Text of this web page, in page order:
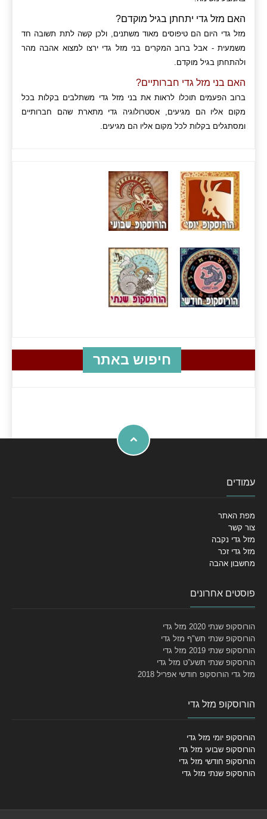
האם מזל גדי יתחתן בגיל מוקדם?
מזל גדי היום הם טיפוסים מאוד משתנים, ולכן קשה לתת תשובה חד
משמעית - אבל ברוב המקרים בני מזל גדי ירצו למצוא אהבה מהר
ולהתחתן בגיל מוקדם.
האם בני מזל גדי חברותיים?
ברוב הפעמים תוכלו לראות את בני מזל גדי משתלבים בקלות בכל
מקום אליו הם מגיעים, אסטרולוגיה גדי מתארת שהם חברותיים
ומסתגלים בקלות לכל מקום אליו הם מגיעים.
חיפוש באתר
עמודים
מפת האתר
צור קשר
מזל גדי נקבה
מזל גדי זכר
מחשבון אהבה
פוסטים אחרונים
הורוסקופ שנתי 2020 מזל גדי
הורוסקופ שנתי תש"ף מזל גדי
הורוסקופ שנתי 2019 מזל גדי
הורוסקופ שנתי תשע”ט מזל גדי
מזל גדי הורוסקופ חודשי אפריל 2018
הורוסקופ מזל גדי
הורוסקופ יומי מזל גדי
הורוסקופ שבועי מזל גדי
הורוסקופ חודשי מזל גדי
הורוסקופ שנתי מזל גדי